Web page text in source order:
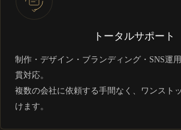
トータルサポート
制作・デザイン・ブランディング・SNS運
貫対応。
複数の会社に依頼する手間なく、ワンスト
けます。